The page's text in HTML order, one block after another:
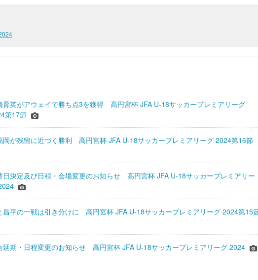
育英がアウェイで勝ち点3を獲得 高円宮杯 JFA U-18サッカープレミアリーグ
第17節
岡が残留に近づく勝利 高円宮杯 JFA U-18サッカープレミアリーグ 2024第16節
日決定及び日程・会場変更のお知らせ 高円宮杯 JFA U-18サッカープレミアリー
昌平の一戦は引き分けに 高円宮杯 JFA U-18サッカープレミアリーグ 2024第15
延期・日程変更のお知らせ 高円宮杯 JFA U-18サッカープレミアリーグ 2024